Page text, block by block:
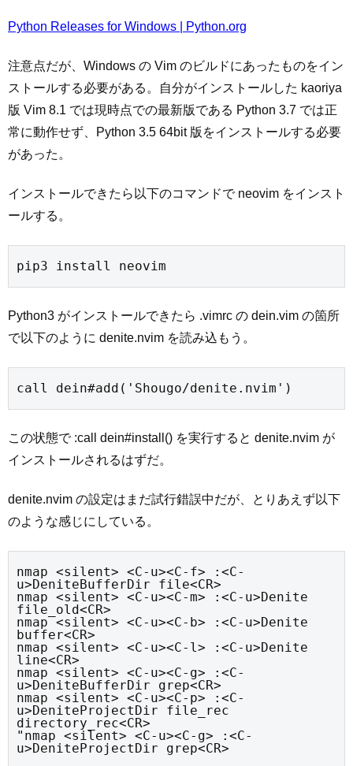
Python Releases for Windows | Python.org
注意点だが、Windows の Vim のビルドにあったものをイン
ストールする必要がある。自分がインストールした kaoriya
版 Vim 8.1 では現時点での最新版である Python 3.7 では正
常に動作せず、Python 3.5 64bit 版をインストールする必要
があった。
インストールできたら以下のコマンドで neovim をインスト
ールする。
pip3 install neovim
Python3 がインストールできたら .vimrc の dein.vim の箇所
で以下のように denite.nvim を読み込もう。
call dein#add('Shougo/denite.nvim')
この状態で :call dein#install() を実行すると denite.nvim が
インストールされるはずだ。
denite.nvim の設定はまだ試行錯誤中だが、とりあえず以下
のような感じにしている。
nmap <silent> <C-u><C-f> :<C-
u>DeniteBufferDir file<CR>
nmap <silent> <C-u><C-m> :<C-u>Denite
file_old<CR>
nmap <silent> <C-u><C-b> :<C-u>Denite
buffer<CR>
nmap <silent> <C-u><C-l> :<C-u>Denite
line<CR>
nmap <silent> <C-u><C-g> :<C-
u>DeniteBufferDir grep<CR>
nmap <silent> <C-u><C-p> :<C-
u>DeniteProjectDir file_rec
directory_rec<CR>
"nmap <silent> <C-u><C-g> :<C-
u>DeniteProjectDir grep<CR>